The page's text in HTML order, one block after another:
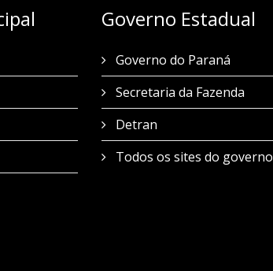
Governo Estadual
Governo do Paraná
Secretaria da Fazenda
Detran
Todos os sites do governo